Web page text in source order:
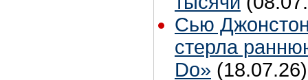
Сью
стерла
Do» (18.07.26)